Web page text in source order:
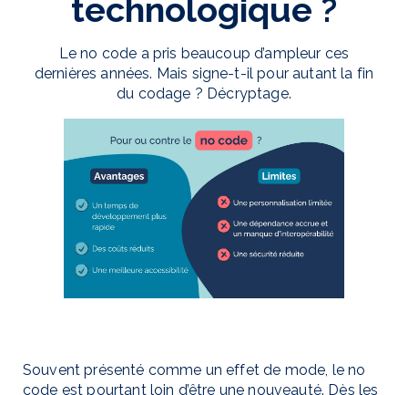
technologique ?
Le no code a pris beaucoup d’ampleur ces
dernières années. Mais signe-t-il pour autant la fin
du codage ? Décryptage.
Souvent présenté comme un effet de mode, le no
code est pourtant loin d’être une nouveauté. Dès les